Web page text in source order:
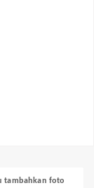
tambahkan foto